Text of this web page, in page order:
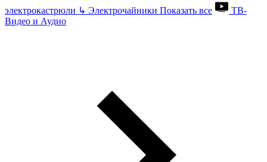
электрокастрюли ↳ Электрочайники Показать все
ТВ-
Видео и Аудио